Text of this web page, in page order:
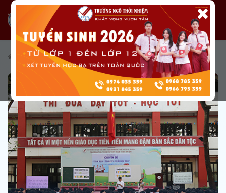
Tin tức /Tin tức từ Nhà trường/ Tin hoạt động phong trào